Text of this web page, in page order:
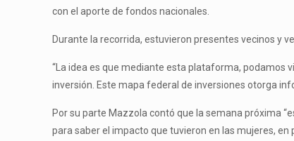
con el aporte de fondos nacionales.
Durante la recorrida, estuvieron presentes vecinos y
“La idea es que mediante esta plataforma, podamos
inversión. Este mapa federal de inversiones otorga
Por su parte Mazzola contó que la semana próxima
para saber el impacto que tuvieron en las mujeres,